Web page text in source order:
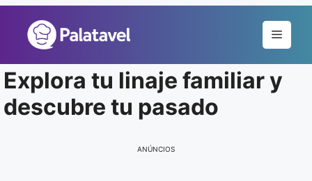
conteúdo
Menu
Explora tu linaje familiar y
descubre tu pasado
ANÚNCIOS